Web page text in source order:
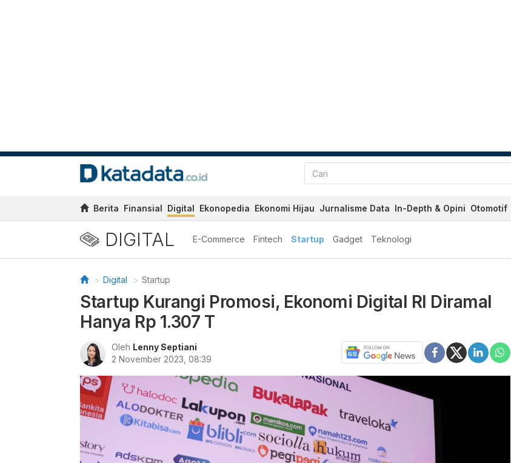
Berita Finansial Digital Ekonopedia Ekonomi Hijau Jurnalisme Data In-Depth & Opini Otomotif
DIGITAL E-Commerce Fintech Startup Gadget Teknologi
Digital Startup
Startup Kurangi Promosi, Ekonomi Digital RI Diramal
Hanya Rp 1.307 T
Oleh Lenny Septiani
2 November 2023, 08:39